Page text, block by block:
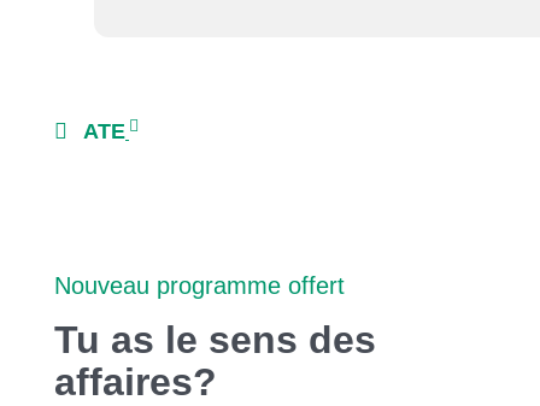
ATE
Nouveau programme offert
Tu as le sens des
affaires?